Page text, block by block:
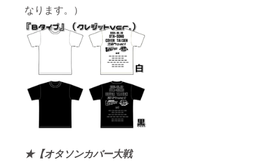
なります。）
★【オタソンカバー大戦